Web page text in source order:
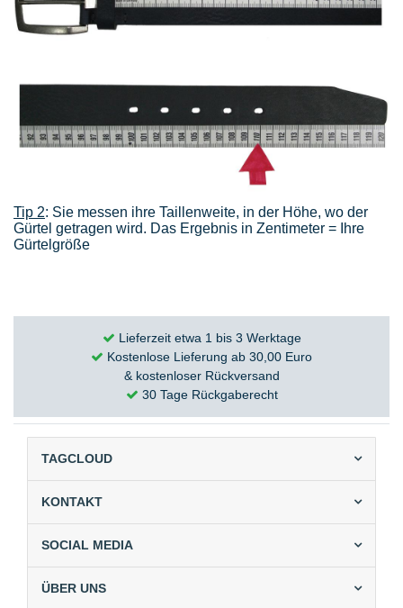
Tip 2: Sie messen ihre Taillenweite, in der Höhe, wo der
Gürtel getragen wird. Das Ergebnis in Zentimeter = Ihre
Gürtelgröße
Lieferzeit etwa 1 bis 3 Werktage
Kostenlose Lieferung ab 30,00 Euro
& kostenloser Rückversand
30 Tage Rückgaberecht
TAGCLOUD
KONTAKT
SOCIAL MEDIA
ÜBER UNS